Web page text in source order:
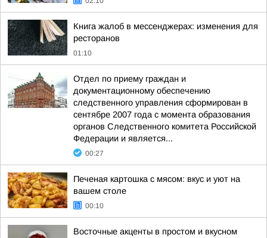
Книга жалоб в мессенджерах: изменения для
ресторанов
01:10
Отдел по приему граждан и
документационному обеспечению
следственного управления сформирован в
сентябре 2007 года с момента образования
органов Следственного комитета Российской
Федерации и является...
00:27
Печеная картошка с мясом: вкус и уют на
вашем столе
00:10
Восточные акценты в простом и вкусном